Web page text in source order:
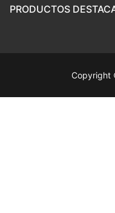
PRODUCTOS
Copyright